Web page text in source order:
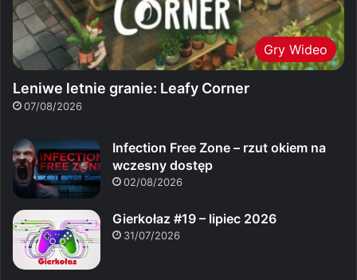
Gry Wideo
Leniwe letnie granie: Leafy Corner
07/08/2026
Infection Free Zone – rzut okiem na
wczesny dostęp
02/08/2026
Gierkołaz #19 – lipiec 2026
31/07/2026